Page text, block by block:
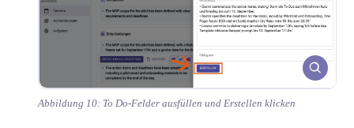
Abbildung 10: To Do-Felder ausfüllen und Erstellen klicken